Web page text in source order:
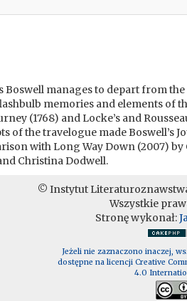
Boswell manages to depart from
memories and elements of
(1768) and Locke’s and
of the travelogue made
with Long Way Down (2007)
Christina Dodwell.
© Instytut
Wszystkie
Stronę wykonał:
Jeżeli nie zaznaczono inaczej,
dostępne na licencji Creative
4.0